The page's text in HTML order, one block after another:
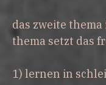
das zweite
thema setzt das
1) lernen in